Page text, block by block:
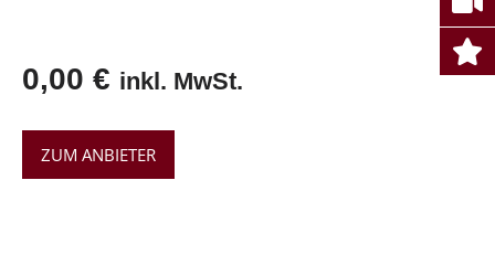
0,00 € inkl. MwSt.
ZUM ANBIETER